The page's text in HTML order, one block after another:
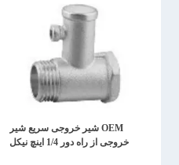
OEM شیر خروجی سریع شیر
خروجی از راه دور 1/4 اینچ نیکل